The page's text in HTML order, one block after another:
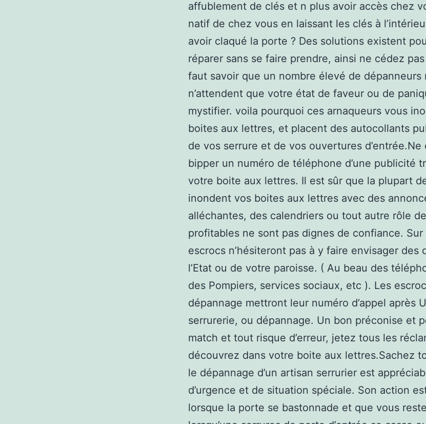
affublement de clés et n plus avoir accès chez
natif de chez vous en laissant les clés à
avoir claqué la porte ? Des solutions existent
réparer sans se faire prendre, ainsi ne cédez
faut savoir que un nombre élevé de dépanneurs
n’attendent que votre état de faveur ou de
mystifier. voila pourquoi ces arnaqueurs vous
boites aux lettres, et placent des autocollants
de vos serrure et de vos ouvertures d’entrée.Ne
bipper un numéro de téléphone d’une publicité
votre boite aux lettres. Il est sûr que la plupart
inondent vos boites aux lettres avec des
alléchantes, des calendriers ou tout autre rôle
profitables ne sont pas dignes de confiance.
escrocs n’hésiteront pas à y faire envisager des
l’Etat ou de votre paroisse. ( Au beau des
des Pompiers, services sociaux, etc ). Les
dépannage mettront leur numéro d’appel après
serrurerie, ou dépannage. Un bon préconise et
match et tout risque d’erreur, jetez tous les
découvrez dans votre boite aux lettres.Sachez
le dépannage d’un artisan serrurier est
d’urgence et de situation spéciale. Son action
lorsque la porte se bastonnade et que vous